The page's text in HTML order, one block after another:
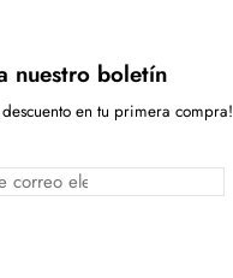
nuestro boletín
en tu primera compra!